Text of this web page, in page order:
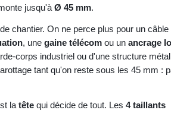
jusqu'àØ 45 mm.
chantier. On ne perce plus pour un câble
, unegaine télécom ou unancrage
corps industriel ou d'une structure
tant qu'on reste sous les 45 mm :
latête qui décide de tout. Les4 taillants